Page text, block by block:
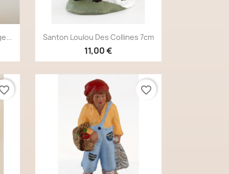
Aperçu rapide
Santon Loulou Des Collines 7cm
11,00 €
favorite_border